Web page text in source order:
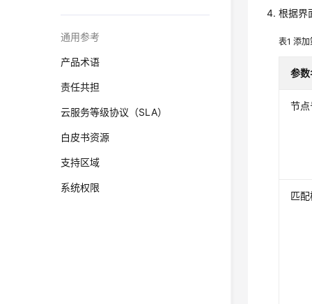
通用参考
产品术语
责任共担
云服务等级协议（SLA）
白皮书资源
支持区域
系统权限
根据界
表1添
参
节点
匹